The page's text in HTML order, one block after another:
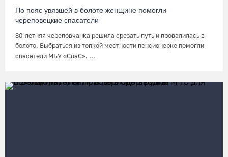
По пояс увязшей в болоте женщине помогли
череповецкие спасатели
80-летняя череповчанка решила срезать путь и провалилась в
болото. Выбраться из топкой местности пенсионерке помогли
спасатели МБУ «СпаС». ...